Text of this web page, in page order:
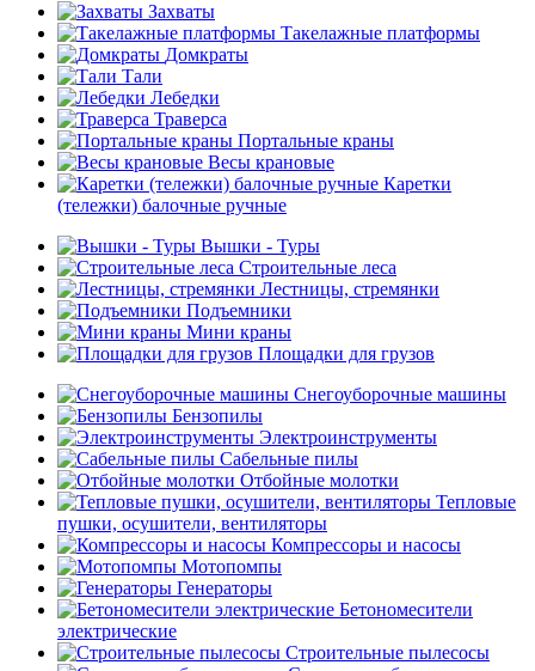
Захваты
Такелажные платформы
Домкраты
Тали
Лебедки
Траверса
Портальные краны
Весы крановые
Каретки
(тележки) балочные ручные
Вышки - Туры
Строительные леса
Лестницы, стремянки
Подъемники
Мини краны
Площадки для грузов
Снегоуборочные машины
Бензопилы
Электроинструменты
Сабельные пилы
Отбойные молотки
Тепловые
пушки, осушители, вентиляторы
Компрессоры и насосы
Мотопомпы
Генераторы
Бетономесители
электрические
Строительные пылесосы